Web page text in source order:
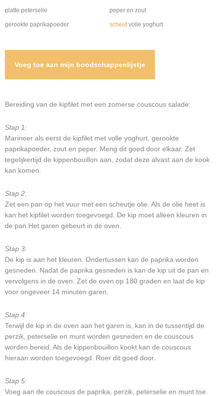
platte peterselie peper en zout
gerookte paprikapoeder scheutvolle yoghurt
Voeg toe aan mijn boodschappenlijstje
Bereiding van de kipfilet met een zomerse couscous salade:
Stap 1:
Marineer als eerst de kipfilet met volle yoghurt, gerookte
paprikapoeder, zout en peper. Meng dit goed door elkaar. Zet
tegelijkertijd de kippenbouillon aan, zodat deze alvast aan de kook
kan komen.
Stap 2:
Zet een pan op het vuur met een scheutje olie. Als de olie heet is
kan het kipfilet worden toegevoegd. De kip moet alleen kleuren in
de pan.Het garen gebeurt in de oven.
Stap 3:
De kip is aan het kleuren. Ondertussen kan de paprika worden
gesneden. Nadat de paprika gesneden is kan de kip uit de pan en
vervolgens in de oven. Zet de oven op 180 graden en laat de kip
voor ongeveer 14 minuten garen.
Stap 4:
Terwijl de kip in de oven aan het garen is, kan in de tussentijd de
perzik, peterselie en munt worden gesneden en de couscous
worden bereid. Als de kippenbouillon kookt kan de couscous
hieraan worden toegevoegd. Roer dit goed door.
Stap 5:
Voeg aan de couscous de paprika, perzik, peterselie en munt toe.